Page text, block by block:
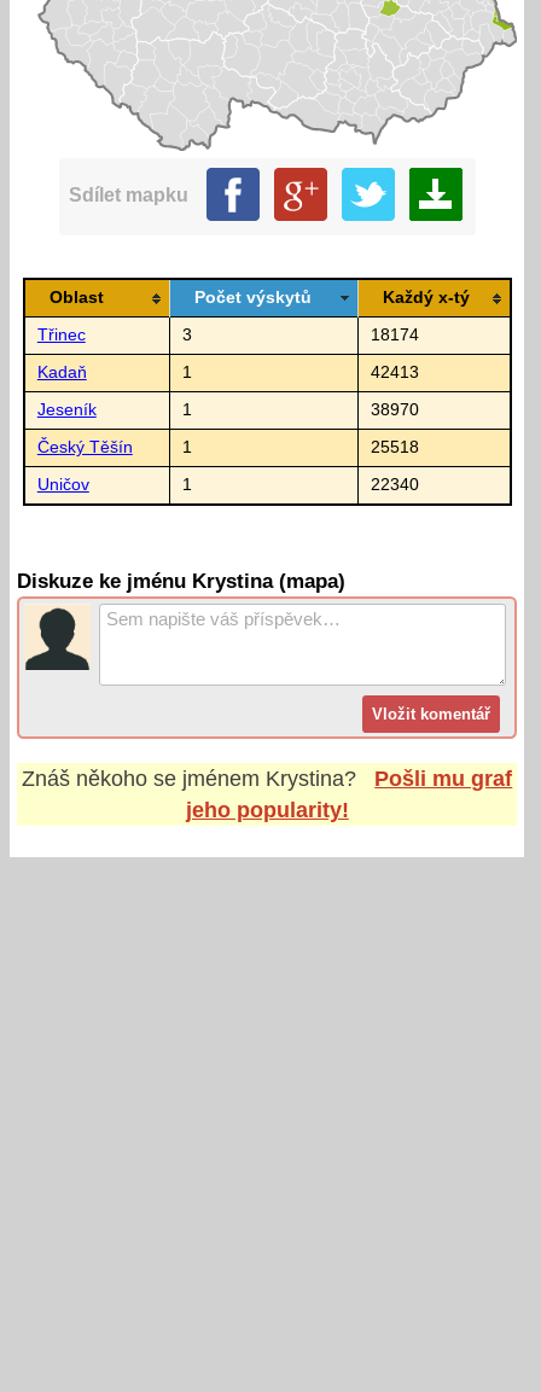
Sdílet mapku
Oblast Počet výskytů Každý x-tý
Třinec 3 18174
Kadaň 1 42413
Jeseník 1 38970
Český Těšín 1 25518
Uničov 1 22340
Diskuze ke jménu Krystina (mapa)
Znáš někoho se jménem Krystina?
Pošli mu graf
jeho popularity!